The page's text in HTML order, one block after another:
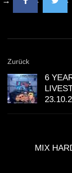
Zurück
6
MIX